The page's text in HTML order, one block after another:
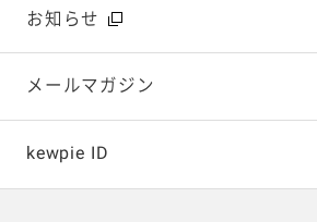
広告ギャラリー
テレビ・ラジオ
キャンペーン・イベント
お知らせ
メールマガジン
kewpie ID